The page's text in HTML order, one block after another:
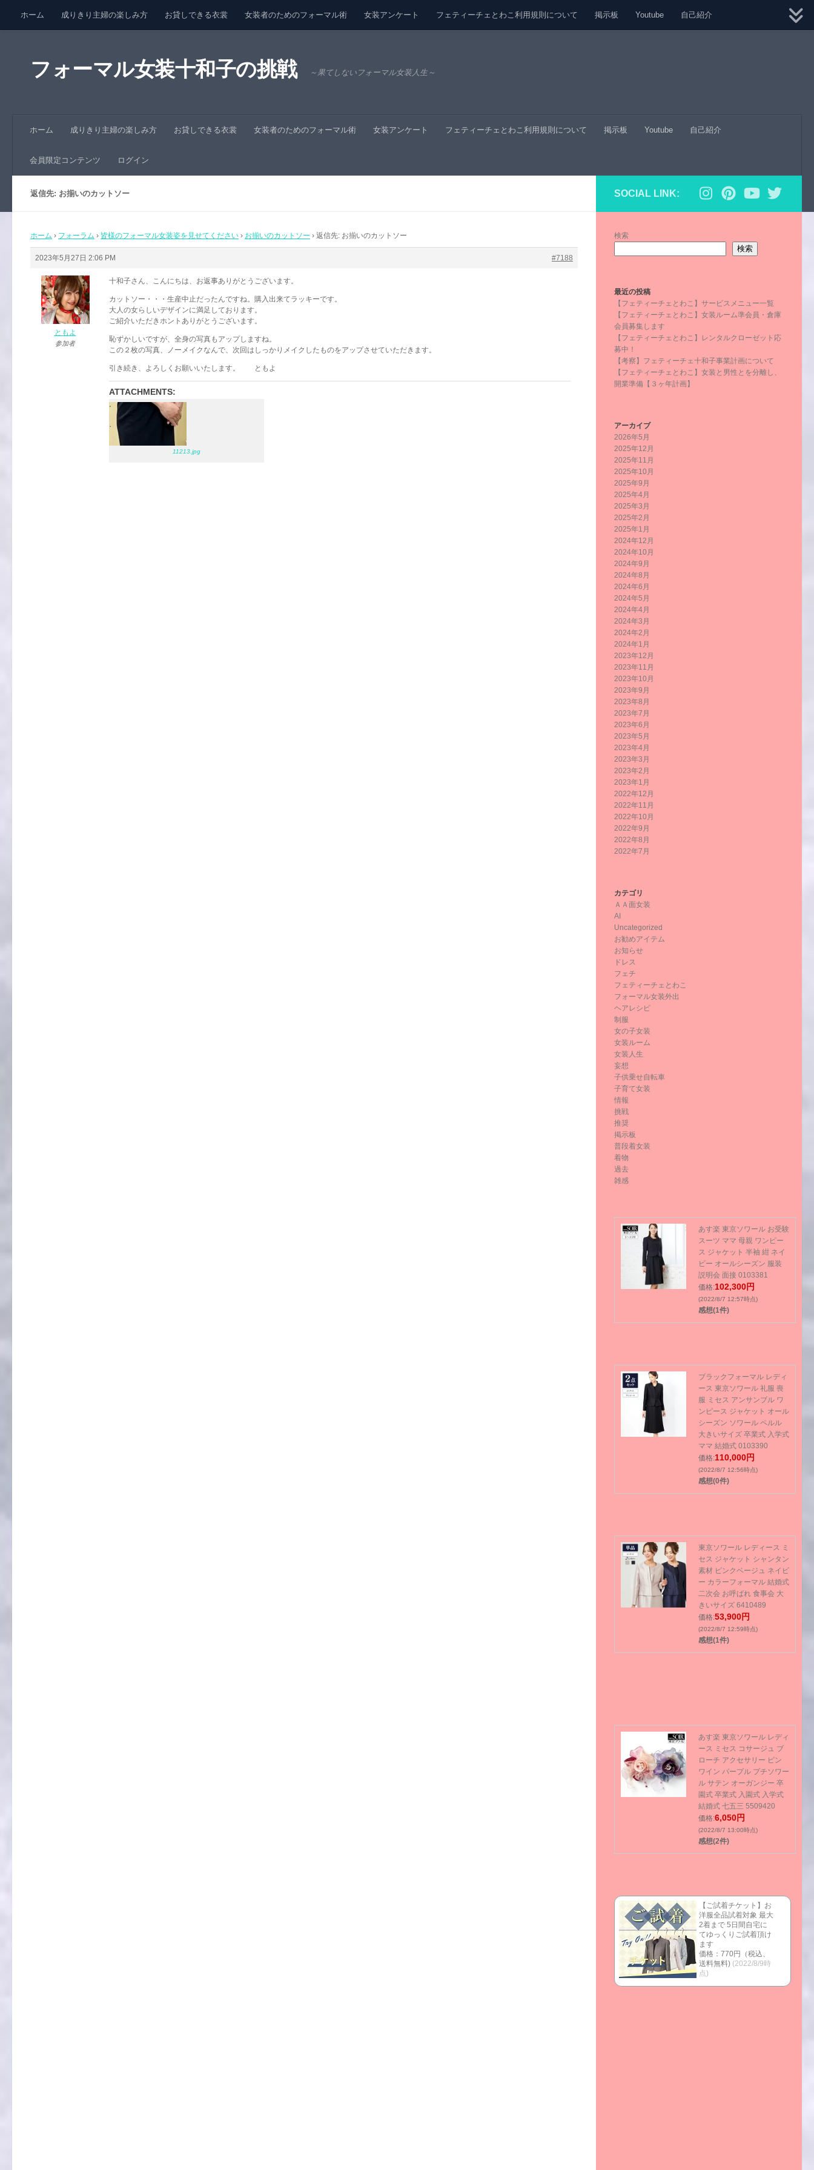
コンテンツへスキップ
ホーム 成りきり主婦の楽しみ方 お貸しできる衣裳 女装者のためのフォーマル術 女装アンケート フェティーチェとわこ利用規則について 掲示板 Youtube 自己紹介
フォーマル女装十和子の挑戦 ～果てしないフォーマル女装人生～
ホーム 成りきり主婦の楽しみ方 お貸しできる衣裳 女装者のためのフォーマル術 女装アンケート フェティーチェとわこ利用規則について 掲示板 Youtube 自己紹介
会員限定コンテンツ ログイン
返信先: お揃いのカットソー
ホーム › フォーラム › 皆様のフォーマル女装姿を見せてください › お揃いのカットソー › 返信先: お揃いのカットソー
2023年5月27日 2:06 PM #7188
ともよ
参加者
十和子さん、こんにちは、お返事ありがとうございます。
カットソー・・・生産中止だったんですね。購入出来てラッキーです。
大人の女らしいデザインに満足しております。
ご紹介いただきホントありがとうございます。
恥ずかしいですが、全身の写真もアップしますね。
この２枚の写真、ノーメイクなんで、次回はしっかりメイクしたものをアップさせていただきます。
引き続き、よろしくお願いいたします。 ともよ
ATTACHMENTS:
11213.jpg
SOCIAL LINK:
検索
検索
最近の投稿
【フェティーチェとわこ】サービスメニュー一覧
【フェティーチェとわこ】女装ルーム準会員・倉庫
会員募集します
【フェティーチェとわこ】レンタルクローゼット応
募中！
【考察】フェティーチェ十和子事業計画について
【フェティーチェとわこ】女装と男性とを分離し、
開業準備【３ヶ年計画】
アーカイブ
2026年5月
2025年12月
2025年11月
2025年10月
2025年9月
2025年4月
2025年3月
2025年2月
2025年1月
2024年12月
2024年10月
2024年9月
2024年8月
2024年6月
2024年5月
2024年4月
2024年3月
2024年2月
2024年1月
2023年12月
2023年11月
2023年10月
2023年9月
2023年8月
2023年7月
2023年6月
2023年5月
2023年4月
2023年3月
2023年2月
2023年1月
2022年12月
2022年11月
2022年10月
2022年9月
2022年8月
2022年7月
カテゴリ
ＡＡ面女装
AI
Uncategorized
お勧めアイテム
お知らせ
ドレス
フェチ
フェティーチェとわこ
フォーマル女装外出
ヘアレシピ
制服
女の子女装
女装ルーム
女装人生
妄想
子供乗せ自転車
子育て女装
情報
挑戦
推奨
掲示板
普段着女装
着物
過去
雑感
あす楽 東京ソワール お受験
スーツ ママ 母親 ワンピー
ス ジャケット 半袖 紺 ネイ
ビー オールシーズン 服装
説明会 面接 0103381
価格:102,300円
(2022/8/7 12:57時点)
感想(1件)
ブラックフォーマル レディ
ース 東京ソワール 礼服 喪
服 ミセス アンサンブル ワ
ンピース ジャケット オール
シーズン ソワール ペルル
大きいサイズ 卒業式 入学式
ママ 結婚式 0103390
価格:110,000円
(2022/8/7 12:56時点)
感想(0件)
東京ソワール レディース ミ
セス ジャケット シャンタン
素材 ピンクベージュ ネイビ
ー カラーフォーマル 結婚式
二次会 お呼ばれ 食事会 大
きいサイズ 6410489
価格:53,900円
(2022/8/7 12:59時点)
感想(1件)
あす楽 東京ソワール レディ
ース ミセス コサージュ ブ
ローチ アクセサリー ピン
ワイン パープル プチソワー
ル サテン オーガンジー 卒
園式 卒業式 入園式 入学式
結婚式 七五三 5509420
価格:6,050円
(2022/8/7 13:00時点)
感想(2件)
【ご試着チケット】お
洋服全品試着対象 最大
2着まで 5日間自宅に
てゆっくりご試着頂け
ます
価格：770円（税込、
送料無料) (2022/8/9時
点)